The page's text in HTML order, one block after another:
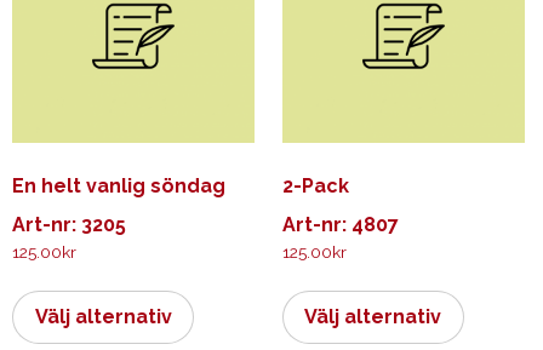
En helt vanlig söndag
Art-nr: 3205
125.00kr
Välj alternativ
här
2-Pack
Art-nr: 4807
125.00kr
Välj alternativ
här